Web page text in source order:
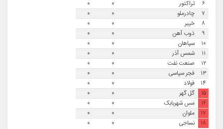
۶
تراکتور ۰
۰
۷
چادرملو ۰
۰
۸
خیبر ۰
۰
۹
ذوب آهن ۰
۰
۱۰
سپاهان ۰
۰
۱۱
شمس آذر ۰
۰
۱۲
صنعت نفت ۰
۰
۱۳
فجر سپاسی ۰
۰
۱۴
فولاد ۰
۰
۱۵
گل گهر ۰
۰
۱۶
مس شهربابک ۰
۰
۱۷
ملوان ۰
۰
۱۸
نساجی ۰ ۰